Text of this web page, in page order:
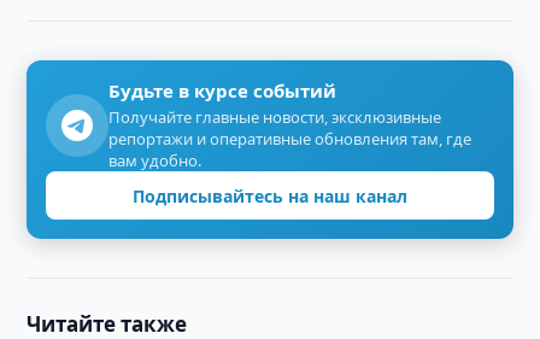
Будьте в курсе событий
Получайте главные новости, эксклюзивные
репортажи и оперативные обновления там, где
вам удобно.
Подписывайтесь на наш канал
Читайте также